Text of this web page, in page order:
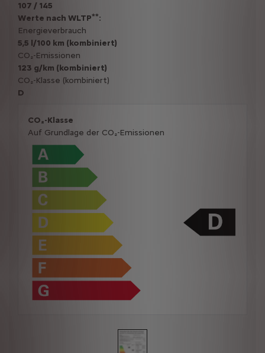
107 / 145
Werte nach WLTP**:
Energieverbrauch
5,5 l/100 km (kombiniert)
CO₂-Emissionen
123 g/km (kombiniert)
CO₂-Klasse (kombiniert)
D
CO₂-Klasse
Auf Grundlage der CO₂-Emissionen